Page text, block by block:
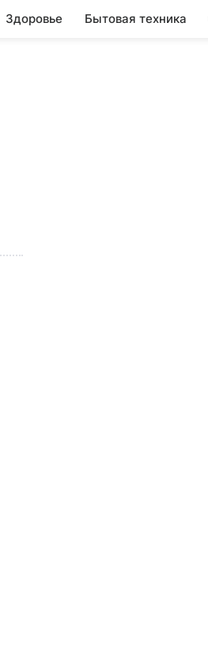
Здоровье Бытовая техника